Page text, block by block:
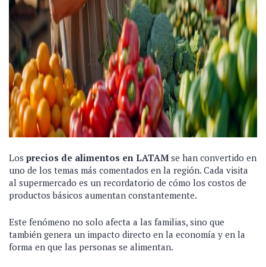
Los precios de alimentos en LATAM se han convertido en
uno de los temas más comentados en la región. Cada visita
al supermercado es un recordatorio de cómo los costos de
productos básicos aumentan constantemente.
Este fenómeno no solo afecta a las familias, sino que
también genera un impacto directo en la economía y en la
forma en que las personas se alimentan.